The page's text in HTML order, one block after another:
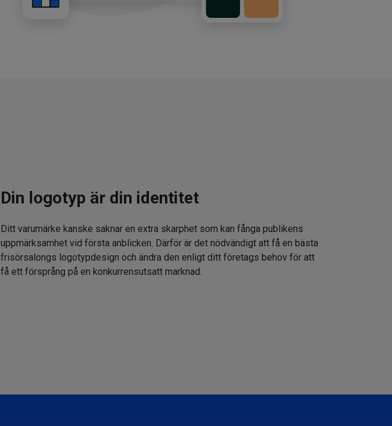
Din logotyp är din identitet
Ditt varumärke kanske saknar en extra skarphet som kan fånga publikens
uppmärksamhet vid första anblicken. Därför är det nödvändigt att få en bästa
frisörsalongs logotypdesign och ändra den enligt ditt företags behov för att
få ett försprång på en konkurrensutsatt marknad.